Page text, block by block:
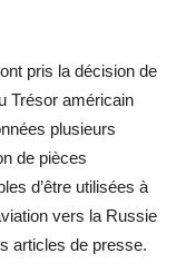
pris la décision de
Trésor américain
plusieurs
de pièces
d’être utilisées à
vers la Russie
articles de presse.